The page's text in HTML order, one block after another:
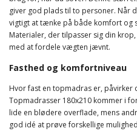
giver god plads til to personer. Når
vigtigt at tænke på både komfort og
Materialer, der tilpasser sig din
med at fordele vægten jævnt.
Fasthed og komfortniveau
Hvor fast en topmadras er, påvirker
Topmadrasser 180x210 kommer i
lide en blødere overflade, mens
god idé at prøve forskellige